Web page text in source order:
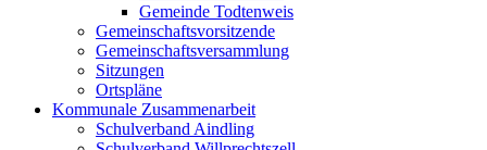
Gemeinde Todtenweis
Gemeinschaftsvorsitzende
Gemeinschaftsversammlung
Sitzungen
Ortspläne
Kommunale Zusammenarbeit
Schulverband Aindling